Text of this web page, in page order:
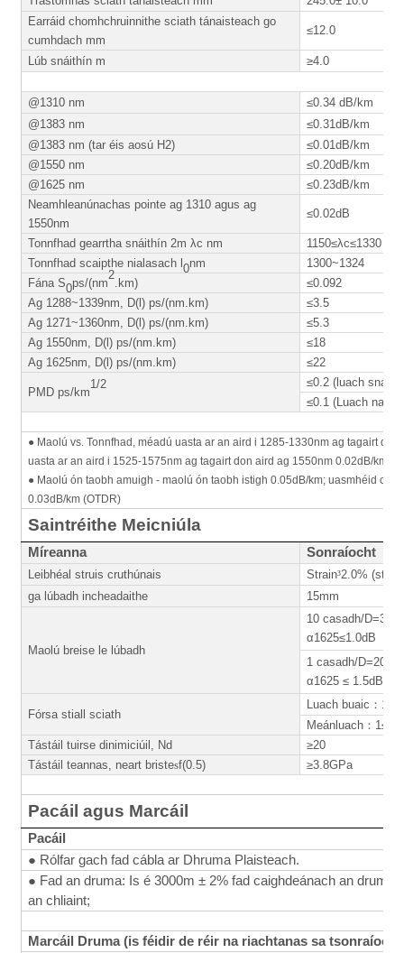
Earráid chomhchruinnithe sciath tánaisteach go
cumhdach mm
≤12.0
Lúb snáithín m ≥4.0
@1310 nm
≤0.34 dB/km
@1383 nm
≤0.31dB/km
@1383 nm (tar éis aosú H2)
≤0.01dB/km
@1550 nm
≤0.20dB/km
@1625 nm
≤0.23dB/km
Neamhleanúnachas pointe ag 1310 agus ag
1550nm
≤0.02dB
Tonnfhad gearrtha snáithín 2m λc nm
1150≤λc≤1330
Tonnfhad scaipthe nialasach l 0nm
1300~1324
Fána S0ps/(nm
2
.km)
≤0.092
Ag 1288~1339nm, D(l) ps/(nm.km)
≤3.5
Ag 1271~1360nm, D(l) ps/(nm.km)
≤5.3
Ag 1550nm, D(l) ps/(nm.km)
≤18
Ag 1625nm, D(l) ps/(nm.km)
≤22
PMD ps/km
1/2
≤0.2 (luach
≤0.1 (Luach nasc)
● Maolú vs. Tonnfhad, méadú uasta ar an aird i 1285-1330nm ag tagairt
uasta ar an aird i 1525-1575nm ag tagairt don aird ag 1550nm 0.02dB/km.
● Maolú ón taobh amuigh - maolú ón taobh istigh 0.05dB/km; uasmhéid
0.03dB/km (OTDR)
Saintréithe Meicniúla
Míreanna Sonraíocht
Leibhéal struis cruthúnais Strain³2.0% (strus
ga lúbadh incheadaithe
15mm
Maolú breise le lúbadh
10 casadh/
α1625≤1.0dB
1 casadh/
α1625 ≤ 1.5dB
Fórsa stiall sciath
Luach buaic ：
Meánluach：
Tástáil tuirse dinimiciúil, Nd
≥20
Tástáil teannas, neart bristesf(0.5) ≥3.8GPa
Pacáil agus Marcáil
Pacáil
● Rólfar gach fad cábla ar Dhruma Plaisteach.
● Fad an druma: Is é 3000m ± 2% fad caighdeánach an druma
an chliaint;
Marcáil Druma (is féidir de réir na riachtanas sa